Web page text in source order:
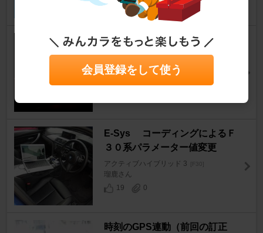
セルフコーディング４ ecopr
oスタート
アクティブハイブリッド 3
E-Sys コーディングによるＦ
３０系パラメーター値変更
アクティブハイブリッド 3 [F30]
瑠鹿さん
19
0
時刻のGPS連動（前回の訂正
会員登録をして使う